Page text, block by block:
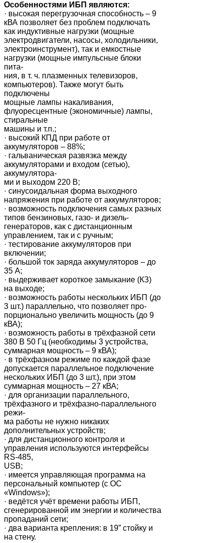
Особенностями ИБП являются:
· высокая перегрузочная способность – 9
кВА позволяет без проблем подключать
как индуктивные нагрузки (мощные
электродвигатели, насосы, холодильники,
электроинструмент), так и емкостные
нагрузки (мощные импульсные блоки
пита-
ния, в т. ч. плазменных телевизоров,
компьютеров). Также могут быть
подключены
мощные лампы накаливания,
флуоресцентные (экономичные) лампы,
стиральные
машины и т.п.;
· высокий КПД при работе от
аккумуляторов – 88%;
· гальваническая развязка между
аккумуляторами и входом (сетью),
аккумулятора-
ми и выходом 220 В;
· синусоидальная форма выходного
напряжения при работе от аккумуляторов;
· возможность подключения самых разных
типов бензиновых, газо- и дизель-
генераторов, как с дистанционным
управлением, так и с ручным;
· тестирование аккумуляторов при
включении;
· большой ток заряда аккумуляторов – до
35 А;
· выдерживает короткое замыкание (КЗ)
на выходе;
· возможность работы нескольких ИБП (до
3 шт.) параллельно, что позволяет про-
порционально увеличить мощность (до 9
кВА);
· возможность работы в трёхфазной сети
380 В 50 Гц (необходимы 3 устройства,
суммарная мощность – 9 кВА);
· в трёхфазном режиме по каждой фазе
допускается параллельное подключение
нескольких ИБП (до 3 шт.), при этом
суммарная мощность – 27 кВА;
· для организации параллельного,
трёхфазного и трёхфазно-параллельного
режи-
ма работы не нужно никаких
дополнительных устройств;
· для дистанционного контроля и
управления используются интерфейсы
RS-485,
USB;
· имеется управляющая программа на
персональный компьютер (с ОС
«Windows»);
· ведётся учёт времени работы ИБП,
сгенерированной им энергии и количества
пропаданий сети;
· два варианта крепления: в 19” стойку и
на стену.